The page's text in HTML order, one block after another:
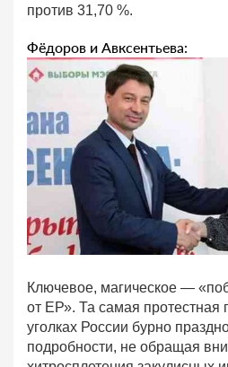
против 31,70 %.
Фёдоров и Авксентьева:
Ключевое, магическое —
от ЕР». Та самая протестная
уголках России бурно
подробности, не обращая